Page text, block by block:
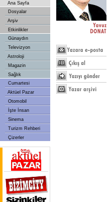
Ana Sayfa
Dosyalar
Arşiv
Etkinlikler
Günaydın
Televizyon
Astroloji
Magazin
Sağlık
Cumartesi
Aktüel Pazar
Otomobil
İşte İnsan
Sinema
Turizm Rehberi
Çizerler